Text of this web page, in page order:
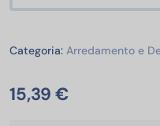
Categoria: Arredamento e
15,39 €